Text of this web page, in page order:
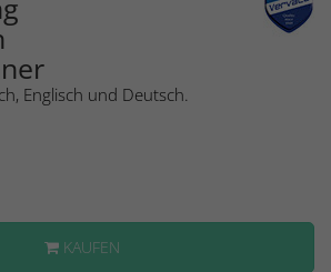
Englisch und Deutsch.
KAUFEN